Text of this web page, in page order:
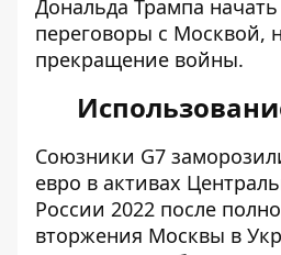
Дональда Трампа
переговоры с Москвой,
прекращение войны.
Союзники G7
евро в активах
России 2022 после
вторжения Москвы в